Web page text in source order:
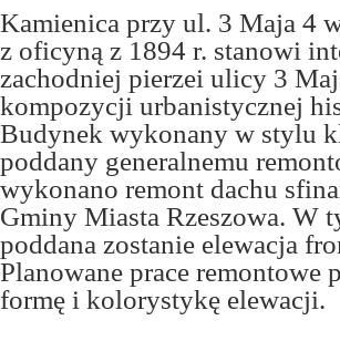
Kamienica przy ul. 3 Maja 4
z oficyną z 1894 r. stanowi
zachodniej pierzei ulicy 3
kompozycji urbanistycznej
Budynek wykonany w stylu
poddany generalnemu
wykonano remont dachu
Gminy Miasta Rzeszowa. W
poddana zostanie elewacja
Planowane prace
formę i kolorystykę elewacji.